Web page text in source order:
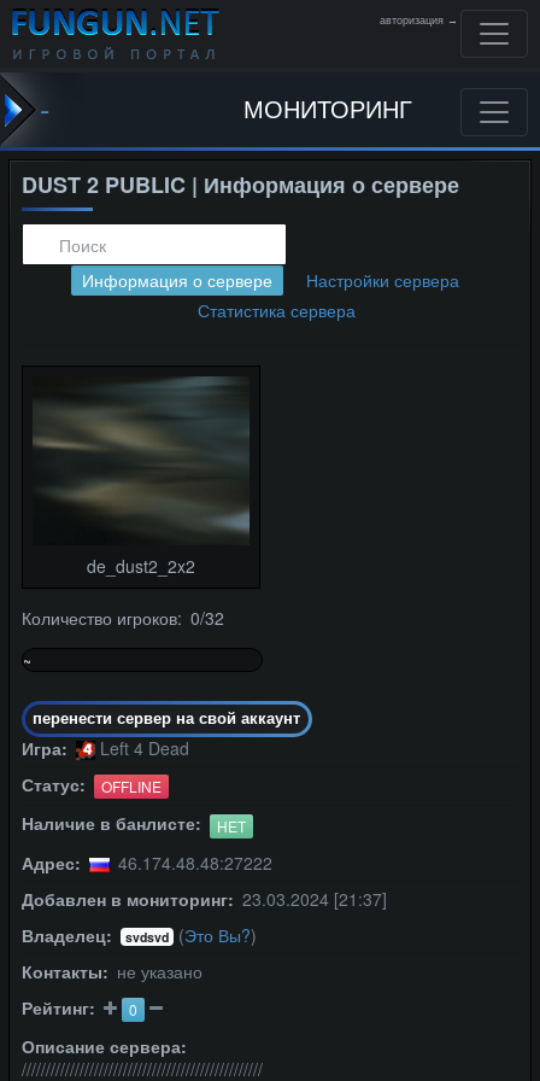
авторизация →
- МОНИТОРИНГ
DUST 2 PUBLIC | Информация о сервере
Информация о сервере
Настройки сервера
Статистика сервера
de_dust2_2x2
Количество игроков: 0/32
~
перенести сервер на свой аккаунт
Игра:
Left 4 Dead
Статус:
OFFLINE
Наличие в банлисте: НЕТ
Адрес:
46.174.48.48:27222
Добавлен в мониторинг: 23.03.2024 [21:37]
Владелец:
svdsvd (Это Вы?)
Контакты: не указано
Рейтинг:
0
Описание сервера:
//////////////////////////////////////////////////